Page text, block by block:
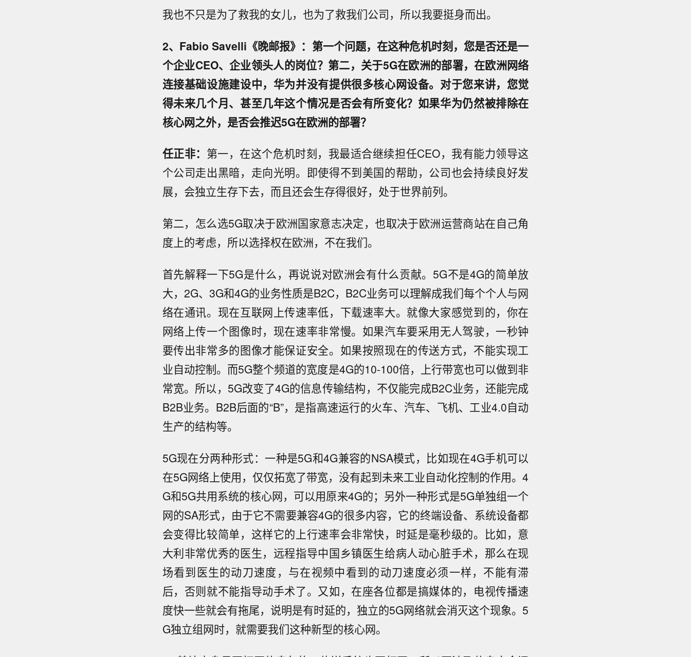
我也不只是为了救我的女儿，也为了救我们公司，所以我要挺身而出。
2、Fabio Savelli《晚邮报》：第一个问题，在这种危机时刻，您是否还是一
个企业CEO、企业领头人的岗位？第二，关于5G在欧洲的部署，在欧洲网络
连接基础设施建设中，华为并没有提供很多核心网设备。对于您来讲，您觉
得未来几个月、甚至几年这个情况是否会有所变化？如果华为仍然被排除在
核心网之外，是否会推迟5G在欧洲的部署？
任正非： 第一，在这个危机时刻，我最适合继续担任CEO，我有能力领导这
个公司走出黑暗，走向光明。即使得不到美国的帮助，公司也会持续良好发
展，会独立生存下去，而且还会生存得很好，处于世界前列。
第二，怎么选5G取决于欧洲国家意志决定，也取决于欧洲运营商站在自己角
度上的考虑，所以选择权在欧洲，不在我们。
首先解释一下5G是什么，再说说对欧洲会有什么贡献。5G不是4G的简单放
大，2G、3G和4G的业务性质是B2C，B2C业务可以理解成我们每个个人与网
络在通讯。现在互联网上传速率低，下载速率大。就像大家感觉到的，你在
网络上传一个图像时，现在速率非常慢。如果汽车要采用无人驾驶，一秒钟
要传出非常多的图像才能保证安全。如果按照现在的传送方式，不能实现工
业自动控制。而5G整个频道的宽度是4G的10-100倍，上行带宽也可以做到非
常宽。所以，5G改变了4G的信息传输结构，不仅能完成B2C业务，还能完成
B2B业务。B2B后面的“B”，是指高速运行的火车、汽车、飞机、工业4.0自动
生产的结构等。
5G现在分两种形式：一种是5G和4G兼容的NSA模式，比如现在4G手机可以
在5G网络上使用，仅仅拓宽了带宽，没有起到未来工业自动化控制的作用。4
G和5G共用系统的核心网，可以用原来4G的；另外一种形式是5G单独组一个
网的SA形式，由于它不需要兼容4G的很多内容，它的终端设备、系统设备都
会变得比较简单，这样它的上行速率会非常快，时延是毫秒级的。比如，意
大利非常优秀的医生，远程指导中国乡镇医生给病人动心脏手术，那么在现
场看到医生的动刀速度，与在视频中看到的动刀速度必须一样，不能有滞
后，否则就不能指导动手术了。又如，在座各位都是搞媒体的，电视传播速
度快一些就会有拖尾，说明是有时延的，独立的5G网络就会消灭这个现象。5
G独立组网时，就需要我们这种新型的核心网。